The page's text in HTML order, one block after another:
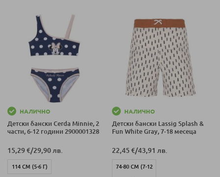
154 СМ (10-12
114 СМ (5 Г)
128 СМ (7 Г)
НАЛИЧНО
Детски бански Cerda Minnie, 2
части, 6-12 години 2900001328
15,29 €/29,90 лв.
114 СМ (5-6 Г)
НАЛИЧНО
Детски бански Lassig Splash &
Fun White Gray, 7-18 месеца
22,45 €/43,91 лв.
74-80 СМ (7-12